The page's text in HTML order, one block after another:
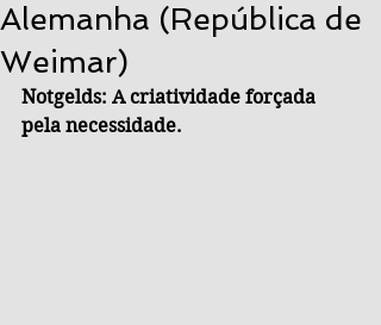
Alemanha (República de
Weimar)
Notgelds: A criatividade forçada
pela necessidade.